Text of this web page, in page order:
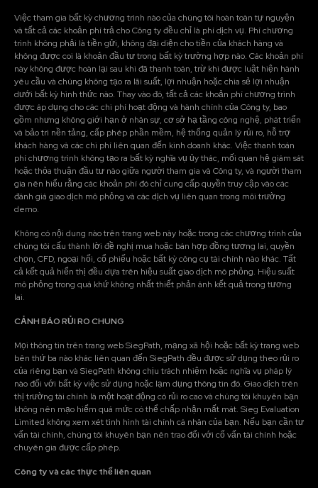
Việc tham gia bất kỳ chương trình nào của chúng tôi hoàn toàn tự nguyện
và tất cả các khoản phí trả cho Công ty đều chỉ là phí dịch vụ. Phí chương
trình không phải là tiền gửi, không đại diện cho tiền của khách hàng và
không được coi là khoản đầu tư trong bất kỳ trường hợp nào. Các khoản phí
này không được hoàn lại sau khi đã thanh toán, trừ khi được luật hiện hành
yêu cầu và chúng không tạo ra lãi suất, lợi nhuận hoặc chia sẻ lợi nhuận
dưới bất kỳ hình thức nào. Thay vào đó, tất cả các khoản phí chương trình
được áp dụng cho các chi phí hoạt động và hành chính của Công ty, bao
gồm nhưng không giới hạn ở nhân sự, cơ sở hạ tầng công nghệ, phát triển
và bảo trì nền tảng, cấp phép phần mềm, hệ thống quản lý rủi ro, hỗ trợ
khách hàng và các chi phí liên quan đến kinh doanh khác. Việc thanh toán
phí chương trình không tạo ra bất kỳ nghĩa vụ ủy thác, mối quan hệ giám sát
hoặc thỏa thuận đầu tư nào giữa người tham gia và Công ty, và người tham
gia nên hiểu rằng các khoản phí đó chỉ cung cấp quyền truy cập vào các
đánh giá giao dịch mô phỏng và các dịch vụ liên quan trong môi trường
demo.
Không có nội dung nào trên trang web này hoặc trong các chương trình của
chúng tôi cấu thành lời đề nghị mua hoặc bán hợp đồng tương lai, quyền
chọn, CFD, ngoại hối, cổ phiếu hoặc bất kỳ công cụ tài chính nào khác. Tất
cả kết quả hiển thị đều dựa trên hiệu suất giao dịch mô phỏng. Hiệu suất
mô phỏng trong quá khứ không nhất thiết phản ánh kết quả trong tương
lai.
CẢNH BÁO RỦI RO CHUNG
Mọi thông tin trên trang web SiegPath, mạng xã hội hoặc bất kỳ trang web
bên thứ ba nào khác liên quan đến SiegPath đều được sử dụng theo rủi ro
của riêng bạn và SiegPath không chịu trách nhiệm hoặc nghĩa vụ pháp lý
nào đối với bất kỳ việc sử dụng hoặc lạm dụng thông tin đó. Giao dịch trên
thị trường tài chính là một hoạt động có rủi ro cao và chúng tôi khuyên bạn
không nên mạo hiểm quá mức có thể chấp nhận mất mát. Sieg Evaluation
Limited không xem xét tình hình tài chính cá nhân của bạn. Nếu bạn cần tư
vấn tài chính, chúng tôi khuyên bạn nên trao đổi với cố vấn tài chính hoặc
chuyên gia được cấp phép.
Công ty và các thực thể liên quan